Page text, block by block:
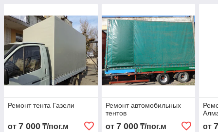
Ремонт тента Газели
от 7 000 ₸/пог.м
Ремонт автомобильных
тентов
от 7 000₸/пог.м от